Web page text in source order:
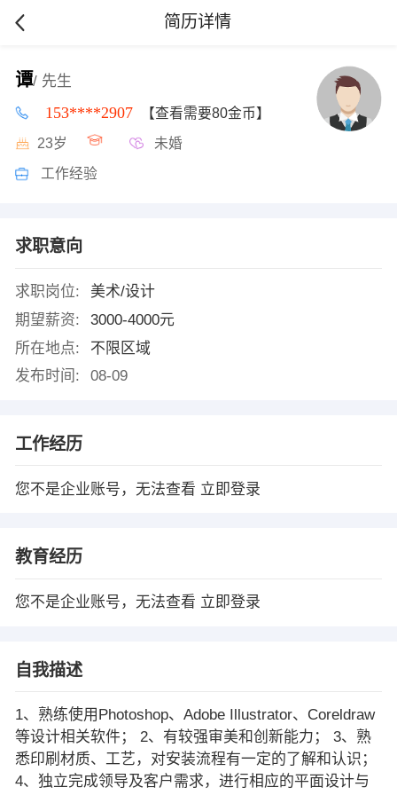
简历详情
谭/ 先生
153****2907 【查看需要80金币】
23岁 未婚
工作经验
求职意向
求职岗位:
美术/设计
期望薪资:
3000-4000元
所在地点:
不限区域
发布时间:
08-09
工作经历
您不是企业账号，无法查看 立即登录
教育经历
您不是企业账号，无法查看 立即登录
自我描述
1、熟练使用Photoshop、Adobe Illustrator、Coreldraw
等设计相关软件； 2、有较强审美和创新能力； 3、熟
悉印刷材质、工艺，对安装流程有一定的了解和认识；
4、独立完成领导及客户需求，进行相应的平面设计与